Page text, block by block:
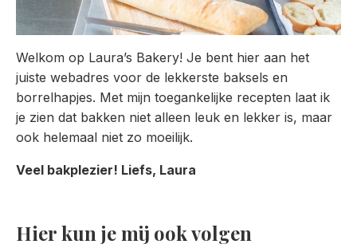
Welkom op Laura’s Bakery! Je bent hier aan het
juiste webadres voor de lekkerste baksels en
borrelhapjes. Met mijn toegankelijke recepten laat ik
je zien dat bakken niet alleen leuk en lekker is, maar
ook helemaal niet zo moeilijk.
Veel bakplezier! Liefs, Laura
Hier kun je mij ook volgen